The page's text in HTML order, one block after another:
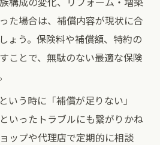
た場合は、補償内容が現状に合
ょう。保険料や補償額、特約の
ことで、無駄のない最適な保険
いう時に「補償が足りない」
いったトラブルにも繋がりかね
ップや代理店で定期的に相談